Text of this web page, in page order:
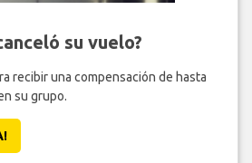
su vuelo?
recibir una compensación de hasta
su grupo.